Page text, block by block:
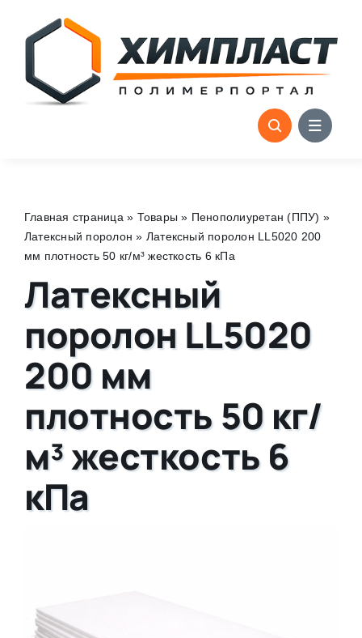
content
Главная страница » Товары » Пенополиуретан (ППУ) »
Латексный поролон » Латексный поролон LL5020 200
мм плотность 50 кг/м³ жесткость 6 кПа
Латексный
поролон LL5020
200 мм
плотность 50 кг/
м³ жесткость 6
кПа